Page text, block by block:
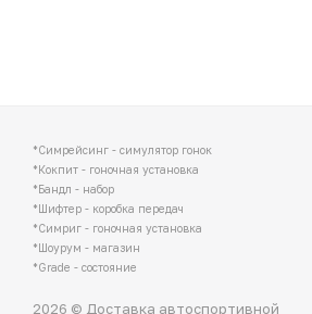
*Симрейсинг - симулятор гонок
*Кокпит - гоночная установка
*Бандл - набор
*Шифтер - коробка передач
*Симриг - гоночная установка
*Шоурум - магазин
*Grade - состояние
2026 © Доставка автоспортивной